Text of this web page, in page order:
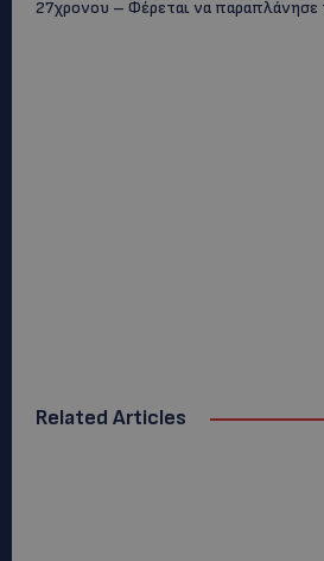
27χρονου – Φέρεται να παραπλάνησε
Related Articles